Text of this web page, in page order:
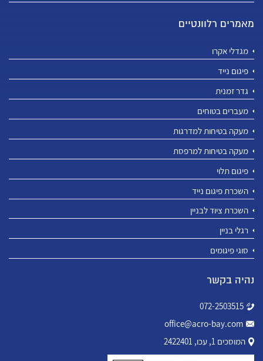
מאמרים רלוונטיים
מגדלי אקרו
פיגום נייד
גדר זמנית
מעברים בטוחים
מעקה בטיחות למדרגות
מעקה בטיחות למרפסת
פיגום תלוי
השכרת פיגום נייד
השכרת ציוד לבניין
רגלי בניין
סוגי פיגומים
נהיה בקשר
072-2503515
office@acro-bay.com
המוסכים 1, עכו, 2422401